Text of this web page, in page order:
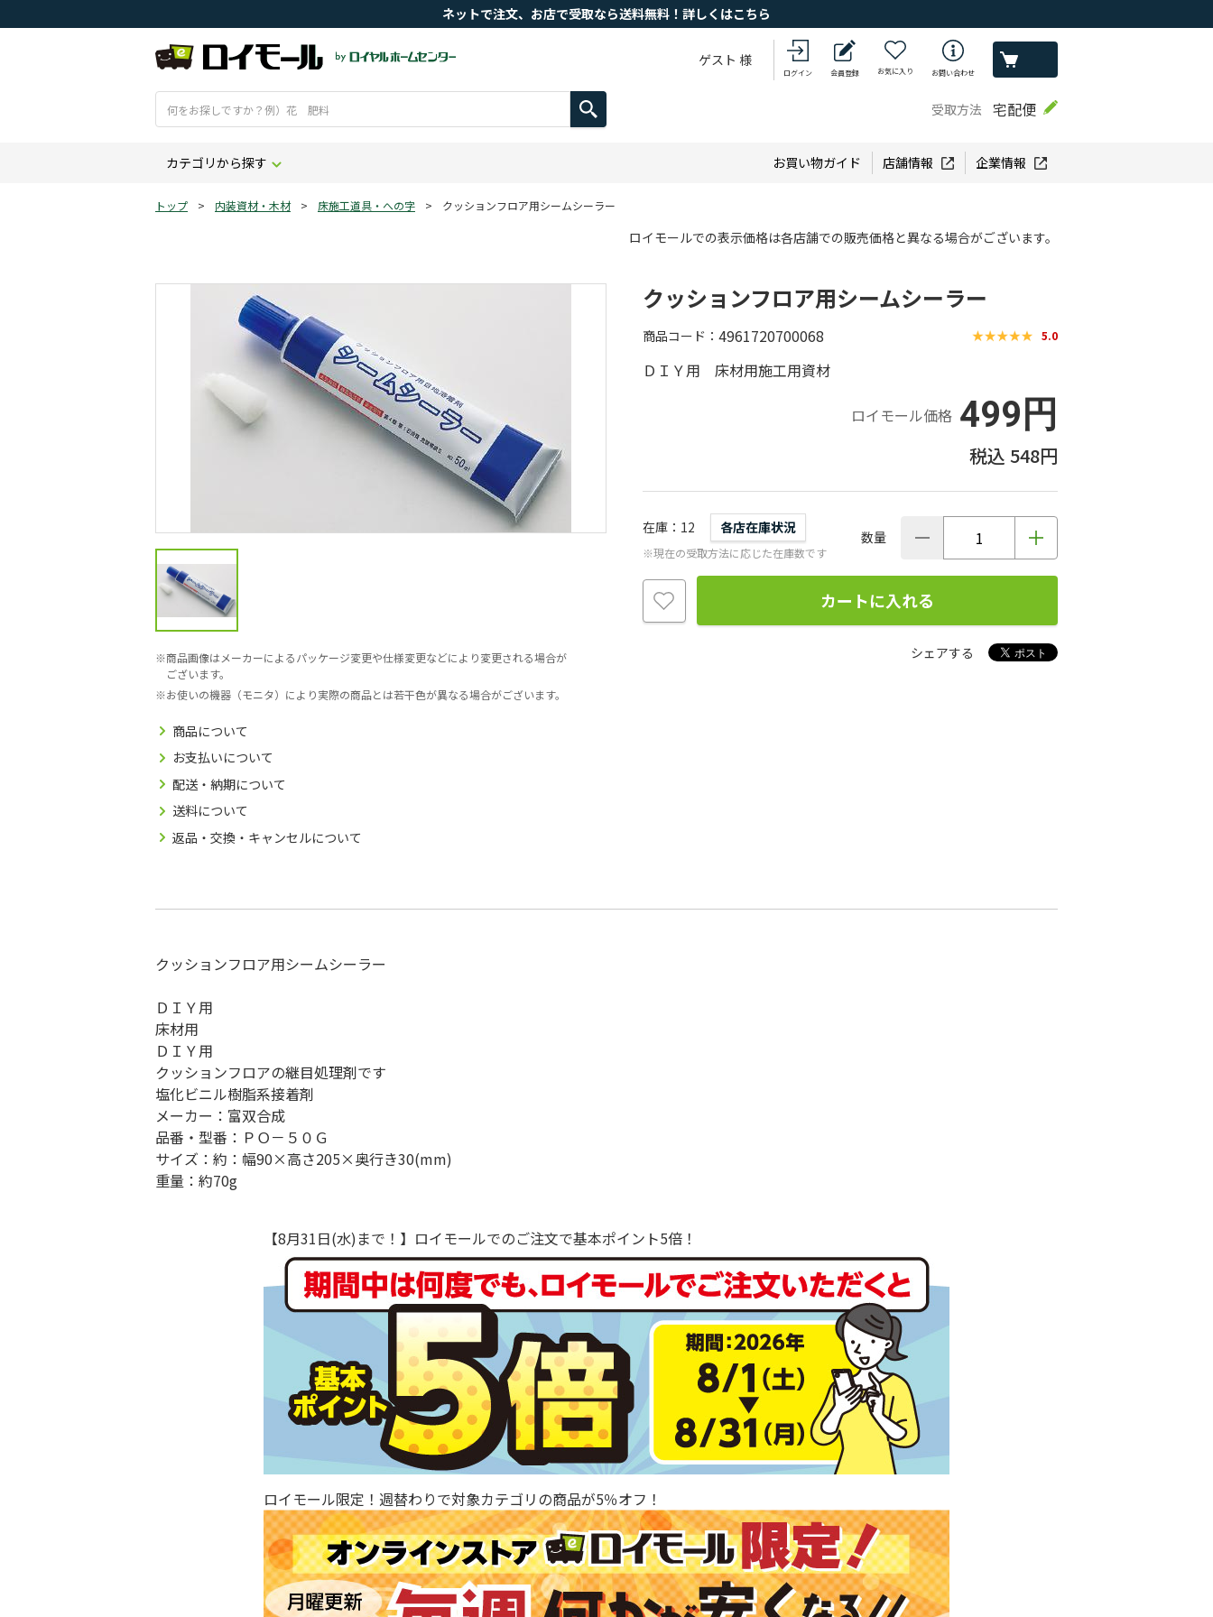
ネットで注文、お店で受取なら送料無料！詳しくはこちら
ゲスト 様
ログイン 会員登録 お気に入り お問い合わせ
受取方法 宅配便
カテゴリから探す お買い物ガイド 店舗情報 企業情報
トップ > 内装資材・木材 > 床施工道具・への字 > クッションフロア用シームシーラー
ロイモールでの表示価格は各店舗での販売価格と異なる場合がございます。
商品画像はメーカーによるパッケージ変更や仕様変更などにより変更される場合が
ございます。
お使いの機器（モニタ）により実際の商品とは若干色が異なる場合がございます。
商品について
お支払いについて
配送・納期について
送料について
返品・交換・キャンセルについて
クッションフロア用シームシーラー
商品コード 4961720700068 5.0
ＤＩＹ用 床材用施工用資材
ロイモール価格 499円
548円
在庫 12 各店在庫状況
※現在の受取方法に応じた在庫数です
数量
カートに入れる
シェアする
クッションフロア用シームシーラー
ＤＩＹ用
床材用
ＤＩＹ用
クッションフロアの継目処理剤です
塩化ビニル樹脂系接着剤
メーカー：富双合成
品番・型番：ＰＯ－５０Ｇ
サイズ：約：幅90×高さ205×奥行き30(mm)
重量：約70g
【8月31日(水)まで！】ロイモールでのご注文で基本ポイント5倍！
ロイモール限定！週替わりで対象カテゴリの商品が5％オフ！